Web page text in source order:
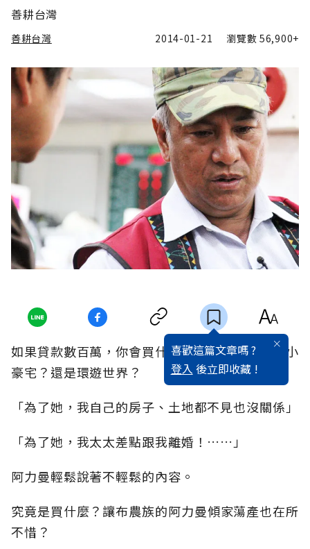
善耕台灣
善耕台灣 2014-01-21 瀏覽數56,900+
喜歡這篇文章嗎 ?
登入 後立即收藏 !
如果貸款數百萬，你會買什麼？一輛超跑？一間小
豪宅？還是環遊世界？
「為了她，我自己的房子、土地都不見也沒關係」
「為了她，我太太差點跟我離婚！……」
阿力曼輕鬆說著不輕鬆的內容。
究竟是買什麼？讓布農族的阿力曼傾家蕩產也在所
不惜？